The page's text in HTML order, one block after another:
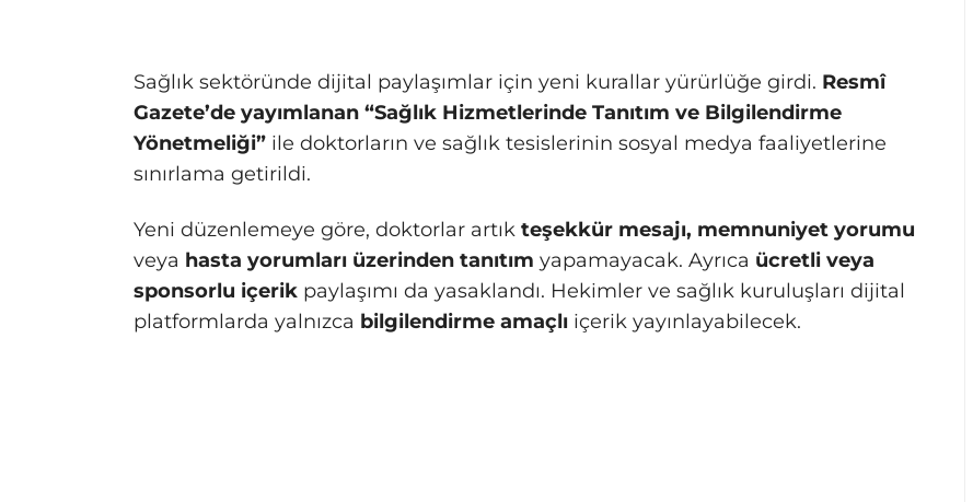
Sağlık sektöründe dijital paylaşımlar için yeni kurallar yürürlüğe girdi. Resmî
Gazete’de yayımlanan “Sağlık Hizmetlerinde Tanıtım ve Bilgilendirme
Yönetmeliği” ile doktorların ve sağlık tesislerinin sosyal medya faaliyetlerine
sınırlama getirildi.
Yeni düzenlemeye göre, doktorlar artık teşekkür mesajı, memnuniyet yorumu
veya hasta yorumları üzerinden tanıtım yapamayacak. Ayrıca ücretli veya
sponsorlu içerik paylaşımı da yasaklandı. Hekimler ve sağlık kuruluşları dijital
platformlarda yalnızca bilgilendirme amaçlı içerik yayınlayabilecek.